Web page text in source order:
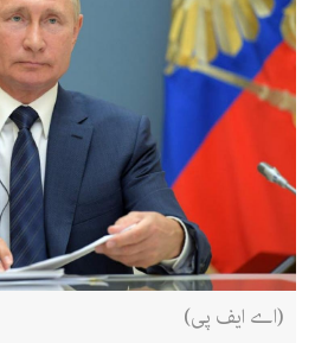
(اے ایف پی)